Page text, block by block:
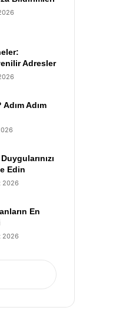
Adresler
Adım Adım
Edin
2026
En
2026